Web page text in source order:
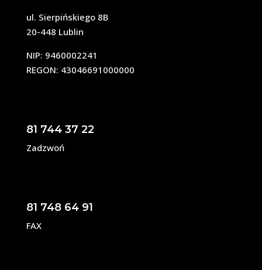
ul. Sierpińskiego 8B
20-448 Lublin
NIP: 9460002241
REGON: 43046691000000
81 744 37 22
Zadzwoń
81 748 64 91
FAX